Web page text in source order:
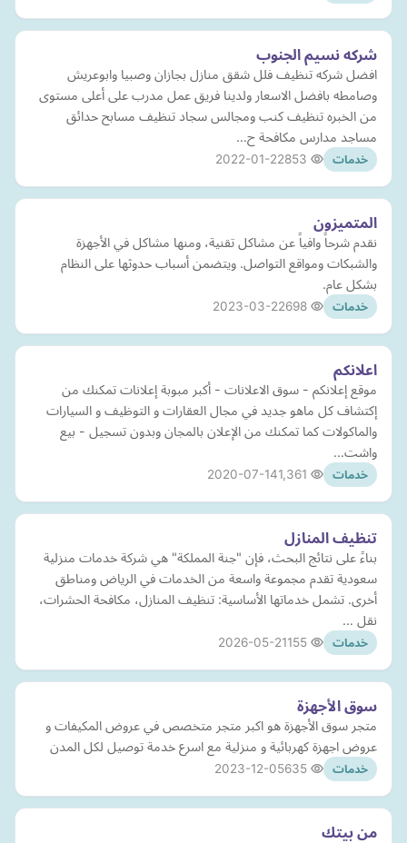
شركه نسيم الجنوب
افضل شركه تنظيف فلل شقق منازل بجازان وصبيا وابوعريش
وصامطه بافضل الاسعار ولدينا فريق عمل مدرب على أعلى مستوى
من الخبره تنظيف كنب ومجالس سجاد تنظيف مسابح حدائق
مساجد مدارس مكافحة ح…
خدمات 2022-01-22
المتميزون
نقدم شرحاً وافياً عن مشاكل تقنية، ومنها مشاكل في الأجهزة
والشبكات ومواقع التواصل. ويتضمن أسباب حدوثها على النظام
بشكل عام.
خدمات 2023-03-22
اعلانكم
موقع إعلانكم - سوق الاعلانات - أكبر مبوبة إعلانات تمكنك من
إكتشاف كل ماهو جديد في مجال العقارات و التوظيف و السيارات
والماكولات كما تمكنك من الإعلان بالمجان وبدون تسجيل - بيع
واشت…
خدمات 2020-07-14
تنظيف المنازل
بناءً على نتائج البحث، فإن "جنة المملكة" هي شركة خدمات منزلية
سعودية تقدم مجموعة واسعة من الخدمات في الرياض ومناطق
أخرى. تشمل خدماتها الأساسية: تنظيف المنازل، مكافحة الحشرات،
نقل …
خدمات 2026-05-21
سوق الأجهزة
متجر سوق الأجهزة هو اكبر متجر متخصص في عروض المكيفات و
عروض اجهزة كهربائية و منزلية مع اسرع خدمة توصيل لكل المدن
خدمات 2023-12-05
من بيتك